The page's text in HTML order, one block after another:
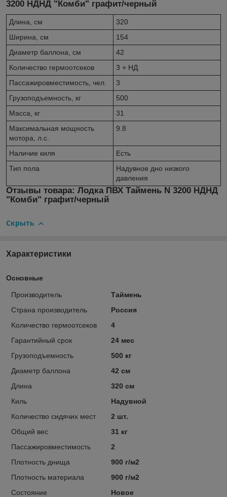
3200 НДНД "Комби" графит/черный
Длина, см
320
Ширина, см
154
Диаметр баллона, см
42
Количество гермоотсеков
3 + НД
Пассажировместимость, чел.
3
Грузоподъемность, кг
500
Масса, кг
31
Максимальная мощность
мотора, л.с.
9.8
Наличие киля
Есть
Тип пола
Надувное дно низкого
давления
Отзывы товара: Лодка ПВХ Таймень N 3200 НДНД
"Комби" графит/черный
Скрыть
Характеристики
Основные
Производитель
Таймень
Страна производитель
Россия
Kоличество гермоотсеков
4
Гарантийный срок
24 мес
Грузоподъемность
500 кг
Диаметр баллона
42 см
Длина
320 см
Киль
Надувной
Количество сидячих мест
2 шт.
Общий вес
31 кг
Пассажировместимость
2
Плотность днища
900 г/м2
Плотность материала
900 г/м2
Состояние
Новое